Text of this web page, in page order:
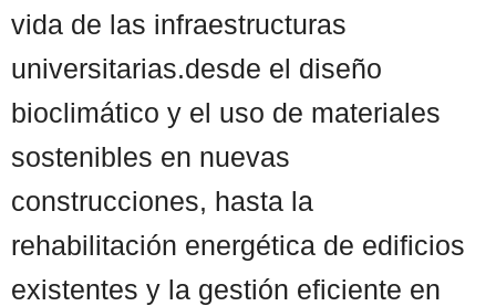
vida de las infraestructuras
universitarias.desde el diseño
bioclimático y el uso de materiales
sostenibles en nuevas
construcciones, hasta la
rehabilitación energética de edificios
existentes y la gestión eficiente en